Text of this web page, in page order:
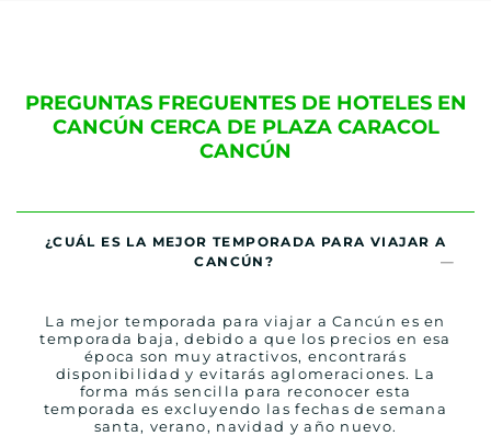
PREGUNTAS FREGUENTES DE HOTELES EN
CANCÚN CERCA DE PLAZA CARACOL
CANCÚN
¿CUÁL ES LA MEJOR TEMPORADA PARA VIAJAR A
CANCÚN?
La mejor temporada para viajar a Cancún es en
temporada baja, debido a que los precios en esa
época son muy atractivos, encontrarás
disponibilidad y evitarás aglomeraciones. La
forma más sencilla para reconocer esta
temporada es excluyendo las fechas de semana
santa, verano, navidad y año nuevo.